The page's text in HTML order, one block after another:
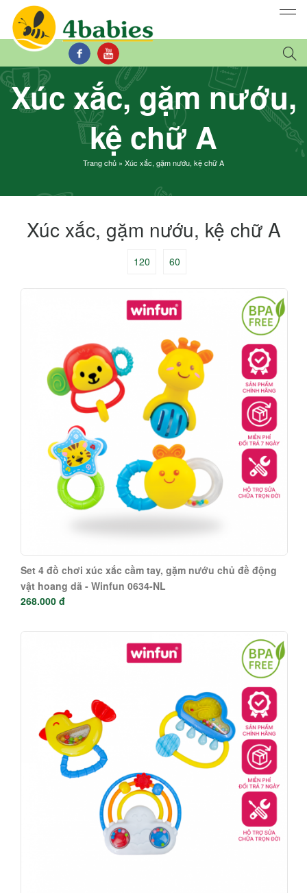
Xúc xắc, gặm nướu,
kệ chữ A
Trang chủ » Xúc xắc, gặm nướu, kệ chữ A
Xúc xắc, gặm nướu, kệ chữ A
120 60
Set 4 đồ chơi xúc xắc cầm tay, gặm nướu chủ đề động
vật hoang dã - Winfun 0634-NL
268.000 đ